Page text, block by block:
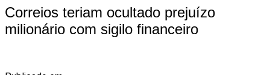
Correios teriam ocultado prejuízo
milionário com sigilo financeiro